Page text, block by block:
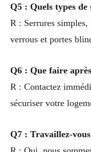
Q5 : Quels types
R : Serrures
verrous et portes
Q6 : Que faire
R : Contactez
sécuriser votre
Q7 : Travaillez-vous